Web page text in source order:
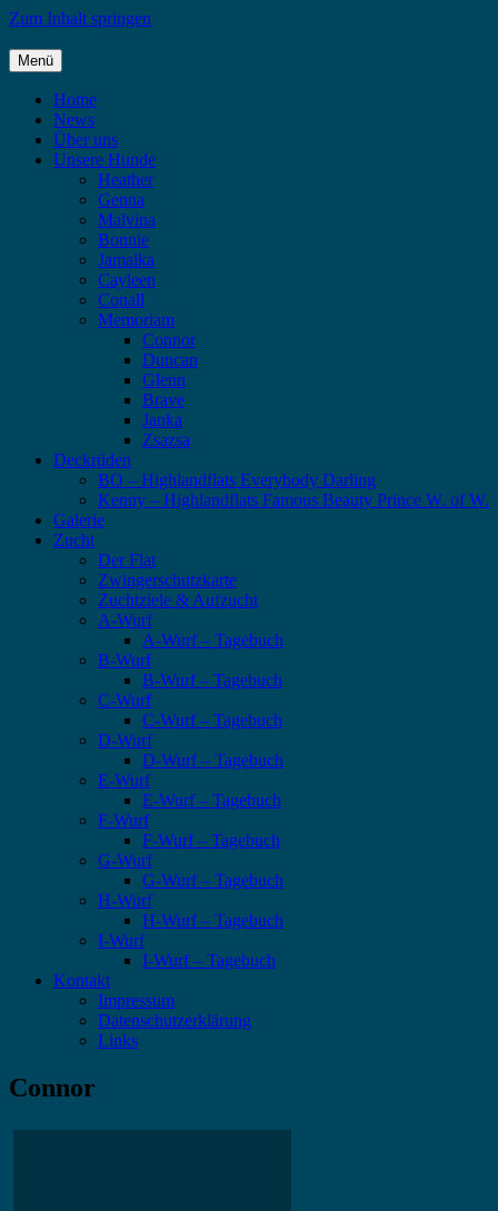
Zum Inhalt springen
Highlandflats – Flat Coated Retriever
Menü
Home
News
Über uns
Unsere Hunde
Heather
Genna
Malvina
Bonnie
Jamaika
Cayleen
Conall
Memoriam
Connor
Duncan
Glenn
Brave
Janka
Zsazsa
Deckrüden
BO – Highlandflats Everybody Darling
Kenny – Highlandflats Famous Beauty Prince W. of W.
Galerie
Zucht
Der Flat
Zwingerschutzkarte
Zuchtziele & Aufzucht
A-Wurf
A-Wurf – Tagebuch
B-Wurf
B-Wurf – Tagebuch
C-Wurf
C-Wurf – Tagebuch
D-Wurf
D-Wurf – Tagebuch
E-Wurf
E-Wurf – Tagebuch
F-Wurf
F-Wurf – Tagebuch
G-Wurf
G-Wurf – Tagebuch
H-Wurf
H-Wurf – Tagebuch
I-Wurf
I-Wurf – Tagebuch
Kontakt
Impressum
Datenschutzerklärung
Links
Connor